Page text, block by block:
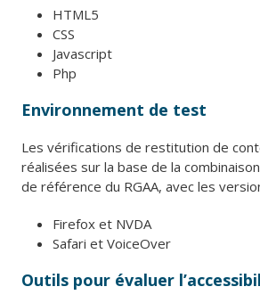
HTML5
CSS
Javascript
Php
Environnement de test
Les vérifications de restitution de
réalisées sur la base de la
de référence du RGAA, avec les
Firefox et NVDA
Safari et VoiceOver
Outils pour évaluer